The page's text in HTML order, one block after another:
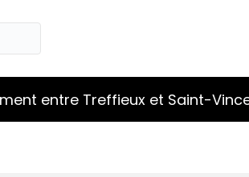
entre Treffieux et Saint-